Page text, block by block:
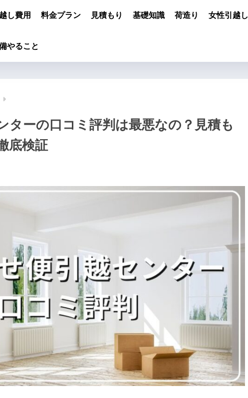
し費用 料金プラン 見積もり 基礎知識 荷造り 女性引越し
やること
ターの口コミ評判は最悪なの？見積も
底検証